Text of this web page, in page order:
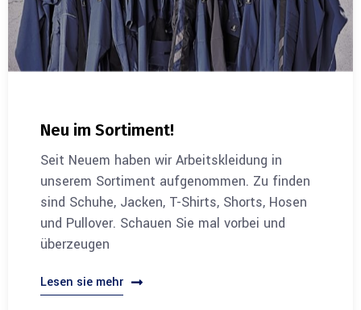
Neu im Sortiment!
Seit Neuem haben wir Arbeitskleidung in
unserem Sortiment aufgenommen. Zu finden
sind Schuhe, Jacken, T-Shirts, Shorts, Hosen
und Pullover. Schauen Sie mal vorbei und
überzeugen
Lesen sie mehr